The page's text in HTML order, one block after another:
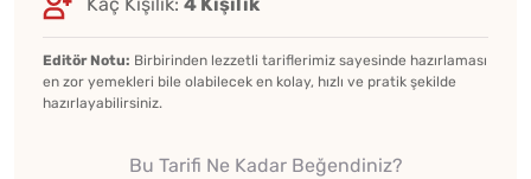
Editör Notu: Birbirinden lezzetli tariflerimiz sayesinde hazırlaması
en zor yemekleri bile olabilecek en kolay, hızlı ve pratik şekilde
hazırlayabilirsiniz.
Bu Tarifi Ne Kadar Beğendiniz?